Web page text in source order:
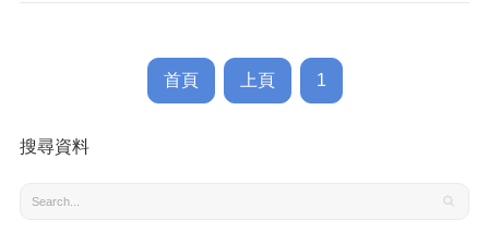
首頁 上頁 1
搜尋資料